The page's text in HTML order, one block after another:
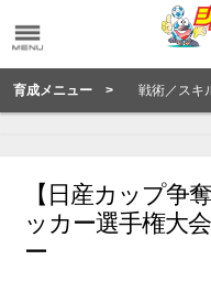
育成メニュー > 戦術／スキ
【日産カップ争
ッカー選手権大
ー